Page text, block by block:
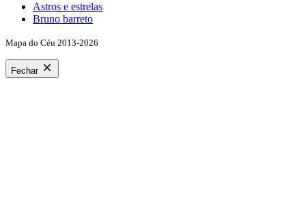
Astros e estrelas
Bruno barreto
Mapa do Céu 2013-2026
Fechar